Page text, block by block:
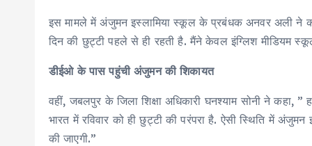
इस मामले में अंजुमन इस्लामिया स्कूल के प्रबंधक अनवर अली
दिन की छुट्टी पहले से ही रहती है. मैंने केवल इंग्लिश मीडियम
डीईओ के पास पहुंची अंजुमन की शिकायत
वहीं, जबलपुर के जिला शिक्षा अधिकारी घनश्याम सोनी ने कहा,
भारत में रविवार को ही छुट्टी की परंपरा है. ऐसी स्थिति में
की जाएगी.”